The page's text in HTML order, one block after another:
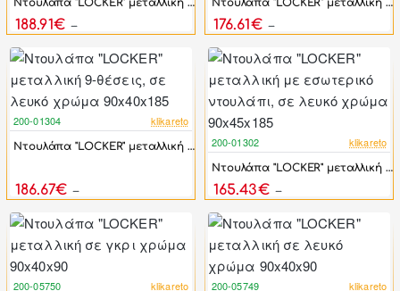
Ντουλάπα "LOCKER" μεταλλική 9-θέσεις, σε γκρι χρώμα 90x40x185
188.91€
Ντουλάπα "LOCKER" μεταλλική 9-θέσεις, σε γκρι χρώμα 90x40x185
176.61€
-46%
200-01304 klikareto
Ντουλάπα "LOCKER" μεταλλική 9-θέσεις, σε λευκό χρώμα 90x40x185
186.67€
-46%
200-01302 klikareto
Ντουλάπα "LOCKER" μεταλλική με εσωτερικό ντουλάπι, σε λευκό χρώμα 90x45x185
165.43€
200-05750 klikareto 200-05749 klikareto